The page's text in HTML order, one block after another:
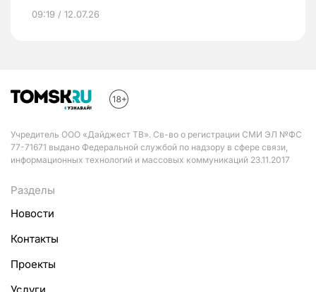
09:19 / 12.07.26
Учредитель ООО «Дайджест ТВ». Св-во о регистрации СМИ ЭЛ №ФС
77-71671 выдано Федеральной службой по надзору в сфере связи,
информационных технологий и массовых коммуникаций 23.11.2017
Разделы
Новости
Контакты
Проекты